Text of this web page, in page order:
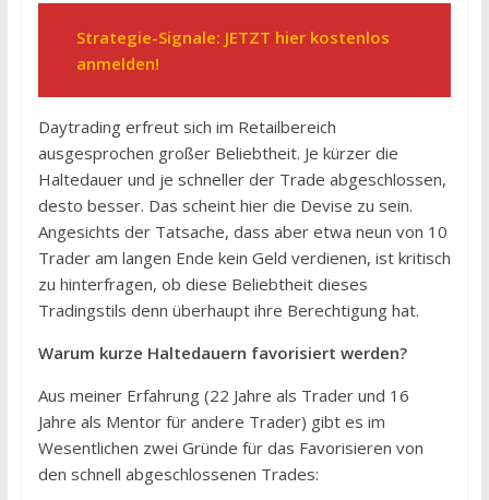
Strategie-Signale: JETZT hier kostenlos
anmelden!
Daytrading erfreut sich im Retailbereich
ausgesprochen großer Beliebtheit. Je kürzer die
Haltedauer und je schneller der Trade abgeschlossen,
desto besser. Das scheint hier die Devise zu sein.
Angesichts der Tatsache, dass aber etwa neun von 10
Trader am langen Ende kein Geld verdienen, ist kritisch
zu hinterfragen, ob diese Beliebtheit dieses
Tradingstils denn überhaupt ihre Berechtigung hat.
Warum kurze Haltedauern favorisiert werden?
Aus meiner Erfahrung (22 Jahre als Trader und 16
Jahre als Mentor für andere Trader) gibt es im
Wesentlichen zwei Gründe für das Favorisieren von
den schnell abgeschlossenen Trades: